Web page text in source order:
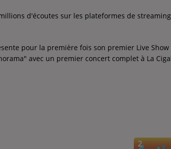
d'écoutes sur les plateformes de
pour la première fois son premier Live
avec un premier concert complet à La
2